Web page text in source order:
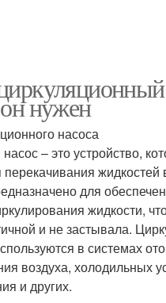
нужен
насоса
– это устройство,
перекачивания
для
жидкости,
и не застывала.
в системах
воздуха, холодильных
и других.